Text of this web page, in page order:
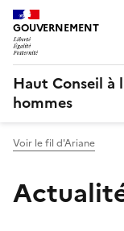
Panneau de gestion
GOUVERNEMENT
Haut Conseil à
hommes
Voir le fil d'Ariane